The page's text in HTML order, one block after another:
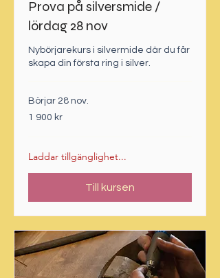
Prova på silversmide /
lördag 28 nov
Nybörjarekurs i silvermide där du får
skapa din första ring i silver.
Börjar 28 nov.
1 900
svenska
1 900 kr
Laddar tillgänglighet...
Till kursen